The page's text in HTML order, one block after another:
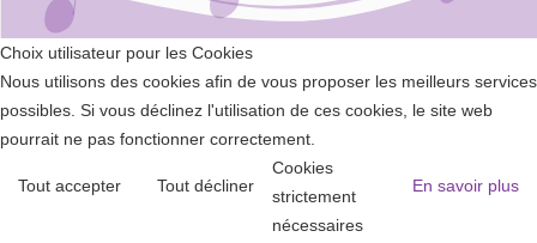
Choix utilisateur pour les Cookies
Nous utilisons des cookies afin de vous proposer les meilleurs services
possibles. Si vous déclinez l'utilisation de ces cookies, le site web
pourrait ne pas fonctionner correctement.
Tout accepter Tout décliner En savoir plus
Cookies
strictement
nécessaires